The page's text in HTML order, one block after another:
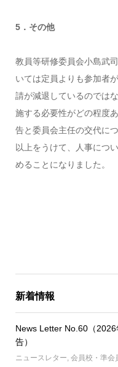
5．その他
教員等研修委員会小島武
いては定員よりも参加者
請が減退しているのでは
施する必要性がどの程度
告と委員会主任の交代に
以上をうけて、人事につ
めることになりました。
新着情報
News Letter No.60（
告）
ニュースレター 会員校・準会